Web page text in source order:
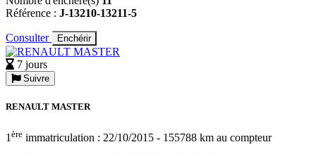
Référence : J-13210-13211-5
Consulter Enchérir
7 jours
Suivre
RENAULT MASTER
1 ère immatriculation : 22/10/2015 - 155788 km au compteur